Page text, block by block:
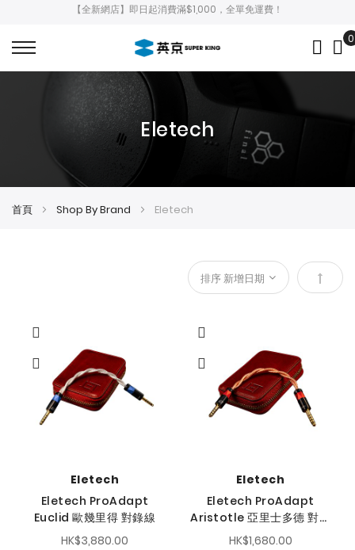
【全新網店】即日起消費滿$1,000，全單免運費！
0
Eletech
首頁 Shop By Brand Eletech
設
Eletech
Eletech ProAdapt
Euclid 歐幾里得 對錄線
HK$3,880.00
Eletech
Eletech ProAdapt
Aristotle 亞里士多德 對錄
線
HK$1,680.00